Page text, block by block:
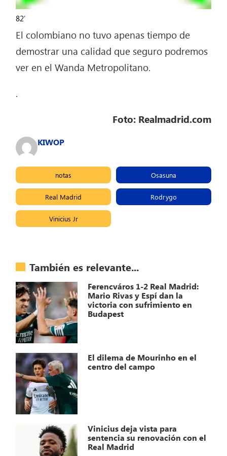
82′
El colombiano no tuvo apenas tiempo de
demostrar una calidad que seguro podremos
ver en el Wanda Metropolitano.
.
Foto: Realmadrid.com
KIWOP
notas Osasuna
Real Madrid Rodrygo
Vinicius Jr
También es relevante...
Ferencváros 1-2 Real Madrid:
Mario Rivas y Espí dan la
victoria con sufrimiento en
Budapest
El dilema de Mourinho en el
centro del campo
Vinicius deja vista para
sentencia su renovación con el
Real Madrid